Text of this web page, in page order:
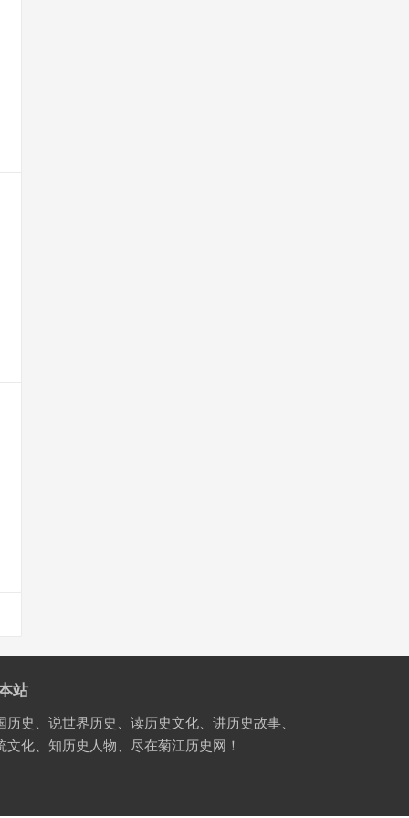
站
历史、说世界历史、读历史文化、讲历史故事、
文化、知历史人物、尽在菊江历史网！